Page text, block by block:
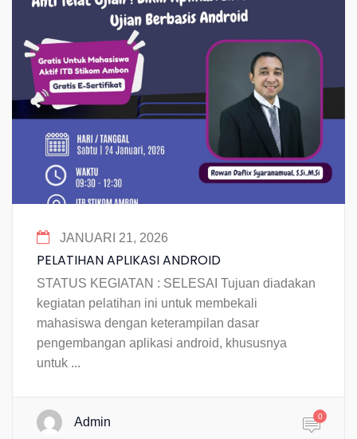
JANUARI 21, 2026
PELATIHAN APLIKASI ANDROID
STATUS KEGIATAN : SELESAI Tujuan diadakan
kegiatan pelatihan ini untuk membekali
mahasiswa dengan keterampilan dasar
pengembangan aplikasi android, khususnya
untuk ...
Admin 0